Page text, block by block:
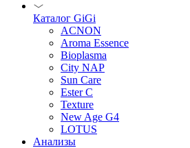
Каталог GiGi
ACNON
Aroma Essence
Bioplasma
City NAP
Sun Care
Ester C
Texture
New Age G4
LOTUS
Анализы